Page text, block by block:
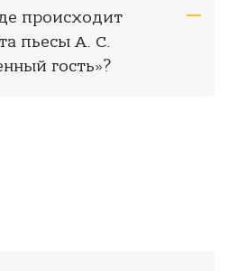
происходит
пьесы А. С.
гость»?